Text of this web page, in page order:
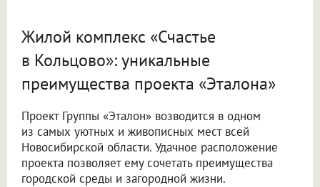
Жилой комплекс «Счастье
в Кольцово»: уникальные
преимущества проекта «Эталона»
Проект Группы «Эталон» возводится в одном
из самых уютных и живописных мест всей
Новосибирской области. Удачное расположение
проекта позволяет ему сочетать преимущества
городской среды и загородной жизни.